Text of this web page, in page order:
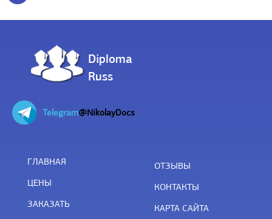
Diploma
Russ
Telegram@NikolayDocs
ГЛАВНАЯ
ЦЕНЫ
ЗАКАЗАТЬ
ОТЗЫВЫ
КОНТАКТЫ
КАРТА САЙТА